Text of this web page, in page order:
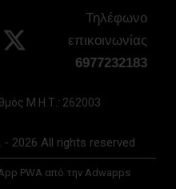
Τηλέφωνο
επικοινωνίας
6977232183
Μ.Η.Τ.: 262003
2026 All rights reserved
PWA από την Adwapps